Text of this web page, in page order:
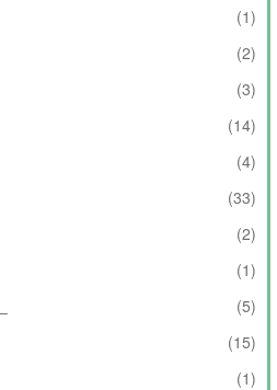
(1)
(2)
(3)
(14)
(4)
(33)
(2)
(1)
(5)
(15)
(1)